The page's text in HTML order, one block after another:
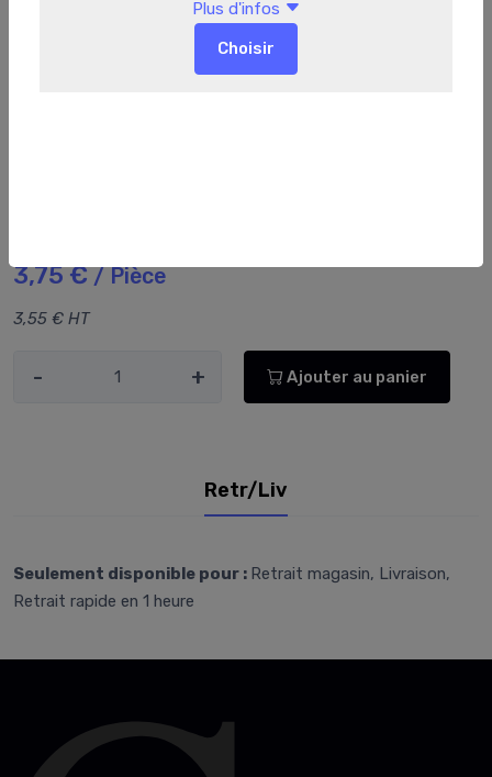
3,75 €/ Pièce
3,55 € HT
- + Ajouter au panier
Retr/Liv
Seulement disponible pour : Retrait magasin, Livraison,
Retrait rapide en 1 heure